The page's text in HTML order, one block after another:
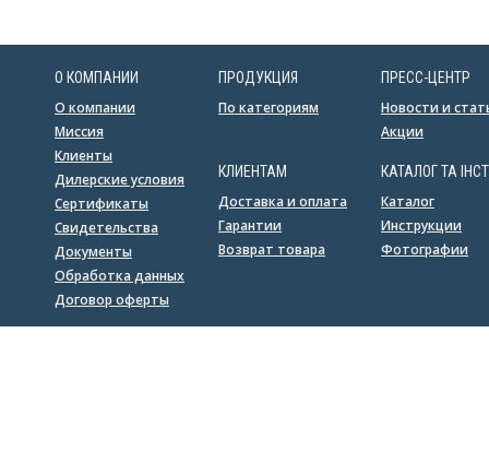
О КОМПАНИИ
О компании
Миссия
Клиенты
Дилерские условия
Сертификаты
Свидетельства
Документы
Обработка данных
Договор оферты
ПРОДУКЦИЯ
По категориям
КЛИЕНТАМ
Доставка и оплата
Гарантии
Возврат товара
ПРЕСС-ЦЕНТР
Новости и
Акции
КАТАЛОГ ТА
Каталог
Инструкции
Фотографии